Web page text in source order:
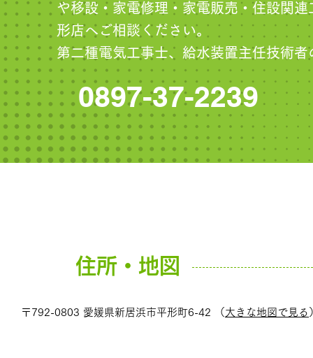
や移設・家電修理・家電販売・住設関
形店へご相談ください。
第二種電気工事士、給水装置主任技術
0897-37-2239
住所・地図
〒792-0803 愛媛県新居浜市平形町6-42 （ 大きな地図で見る